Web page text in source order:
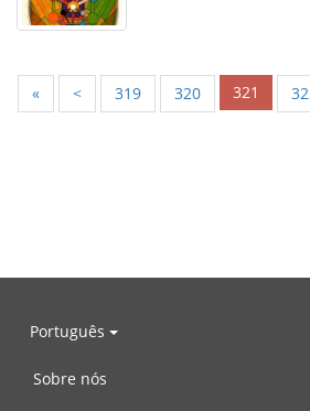
« < 319 320 321
Português
Sobre nós